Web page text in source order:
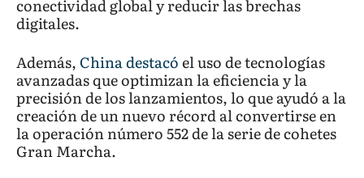
conectividad global y reducir las brechas
digitales.
Además, China destacóel uso de tecnologías
avanzadas que optimizan la eficiencia y la
precisión de los lanzamientos, lo que ayudó a la
creación de un nuevo récord al convertirse en
la operación número 552 de la serie de cohetes
Gran Marcha.